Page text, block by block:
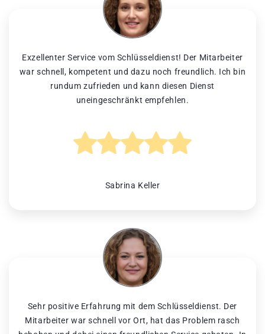
Exzellenter Service vom Schlüsseldienst! Der Mitarbeiter
war schnell, kompetent und dazu noch freundlich. Ich bin
rundum zufrieden und kann diesen Dienst
uneingeschränkt empfehlen.
Sabrina Keller
Sehr positive Erfahrung mit dem Schlüsseldienst. Der
Mitarbeiter war schnell vor Ort, hat das Problem rasch